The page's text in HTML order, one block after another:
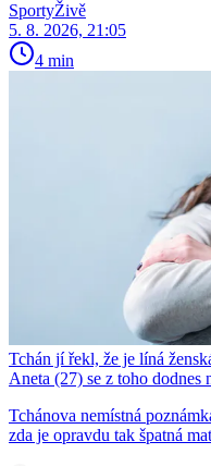
SportyŽivě
5. 8. 2026, 21:05
4 min
Tchán jí řekl, že je líná
Aneta (27) se z toho dodnes
Tchánova nemístná
zda je opravdu tak špatná